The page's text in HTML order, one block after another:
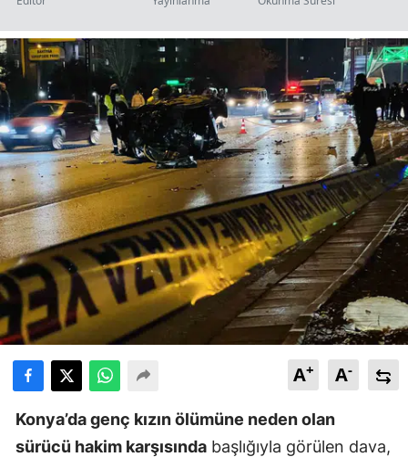
A+ A-
Konya’da genç kızın ölümüne neden olan
sürücü hakim karşısında başlığıyla görülen dava,